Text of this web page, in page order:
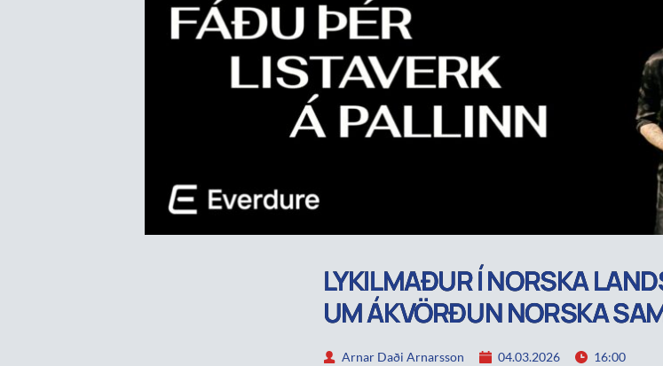
LYKILMAÐUR Í NORSKA
UM ÁKVÖRÐUN NORSKA
Arnar Daði Arnarsson 04.03.2026 16:00